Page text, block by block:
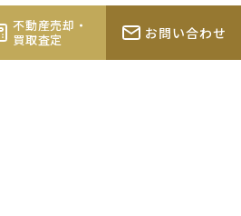
不動産売却・
買取査定
お問い合わせ